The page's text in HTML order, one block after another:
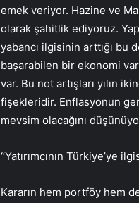
emek veriyor. Hazine ve
olarak şahitlik ediyoruz.
yabancı ilgisinin arttığı
başarabilen bir ekonomi
var. Bu not artışları yılın
fişekleridir. Enflasyonun
mevsim olacağını
“Yatırımcının Türkiye’ye
Kararın hem portföy hem